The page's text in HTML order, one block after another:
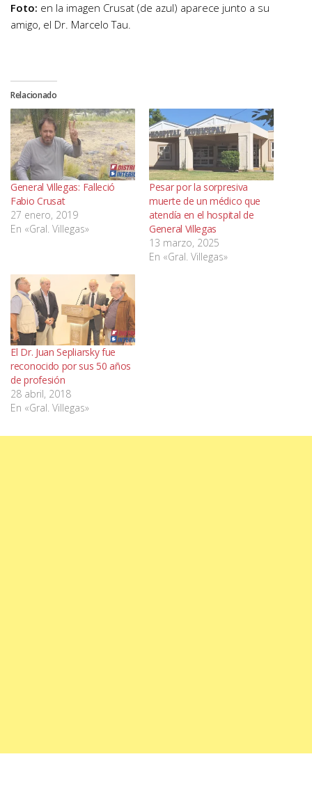
Foto: en la imagen Crusat (de azul) aparece junto a su
amigo, el Dr. Marcelo Tau.
Relacionado
General Villegas: Falleció
Fabio Crusat
27 enero, 2019
En «Gral. Villegas»
Pesar por la sorpresiva
muerte de un médico que
atendía en el hospital de
General Villegas
13 marzo, 2025
En «Gral. Villegas»
El Dr. Juan Sepliarsky fue
reconocido por sus 50 años
de profesión
28 abril, 2018
En «Gral. Villegas»